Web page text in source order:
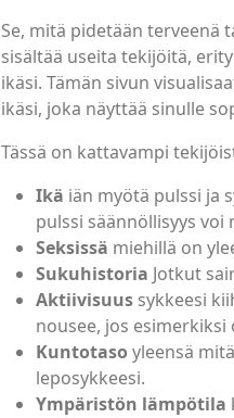
Se, mitä pidetään terveenä
sisältää useita tekijöitä,
ikäsi. Tämän sivun
ikäsi, joka näyttää sinulle
Tässä on kattavampi
Ikä iän myötä pulssi ja
pulssi säännöllisyys voi
Seksissä miehillä on
Sukuhistoria Jotkut
Aktiivisuus sykkeesi
nousee, jos
Kuntotaso yleensä
leposykkeesi.
Ympäristön lämpötila